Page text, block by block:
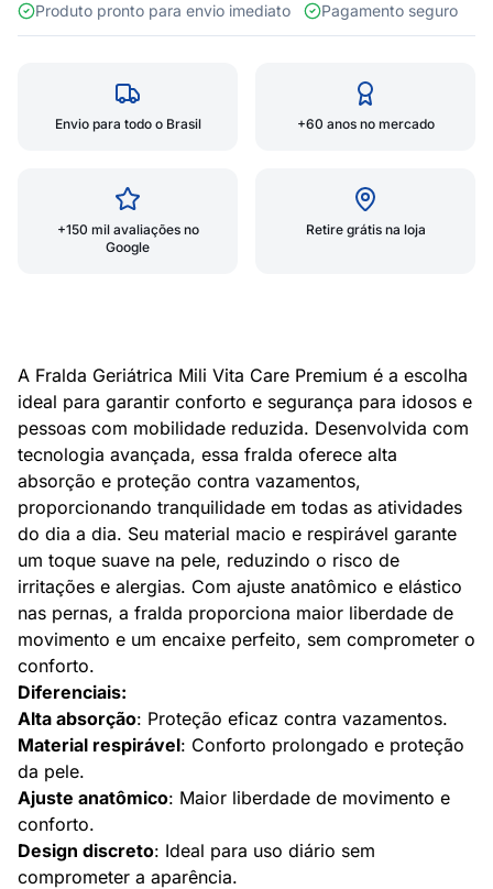
Produto pronto para envio imediato
Pagamento seguro
Envio para todo o Brasil +60 anos no mercado
+150 mil avaliações no
Google
Retire grátis na loja
A Fralda Geriátrica Mili Vita Care Premium é a escolha
ideal para garantir conforto e segurança para idosos e
pessoas com mobilidade reduzida. Desenvolvida com
tecnologia avançada, essa fralda oferece alta
absorção e proteção contra vazamentos,
proporcionando tranquilidade em todas as atividades
do dia a dia. Seu material macio e respirável garante
um toque suave na pele, reduzindo o risco de
irritações e alergias. Com ajuste anatômico e elástico
nas pernas, a fralda proporciona maior liberdade de
movimento e um encaixe perfeito, sem comprometer o
conforto.
Diferenciais:
Alta absorção: Proteção eficaz contra vazamentos.
Material respirável: Conforto prolongado e proteção
da pele.
Ajuste anatômico: Maior liberdade de movimento e
conforto.
Design discreto: Ideal para uso diário sem
comprometer a aparência.